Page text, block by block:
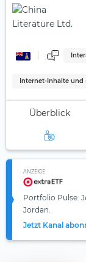
Internet-Inhalte
Überblick
ANZEIGE
Portfolio Pulse:
Jordan.
Jetzt Kanal